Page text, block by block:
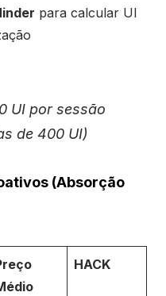
para calcular UI
UI por sessão
de 400 UI)
(Absorção
HACK